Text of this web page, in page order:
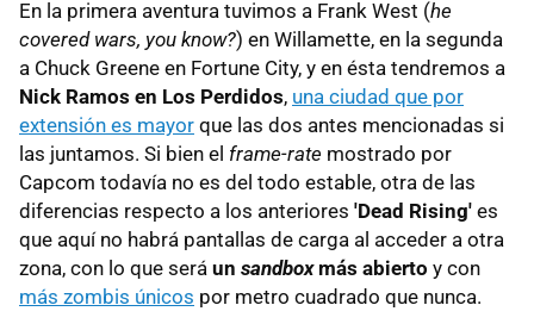
En la primera aventura tuvimos a Frank West (he
covered wars, you know?) en Willamette, en la segunda
a Chuck Greene en Fortune City, y en ésta tendremos a
Nick Ramos en Los Perdidos, una ciudad que por
extensión es mayor que las dos antes mencionadas si
las juntamos. Si bien el frame-rate mostrado por
Capcom todavía no es del todo estable, otra de las
diferencias respecto a los anteriores 'Dead Rising' es
que aquí no habrá pantallas de carga al acceder a otra
zona, con lo que será un sandboxmás abierto y con
más zombis únicos por metro cuadrado que nunca.